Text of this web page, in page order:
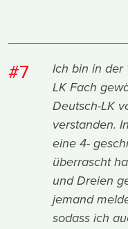
#7
Ich bin in der
LK Fach
Deutsch-LK
verstanden.
eine 4-
überrascht
und Dreien
jemand
sodass ich